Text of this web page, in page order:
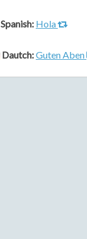
Spanish: Hola
Dautch:Guten Aben